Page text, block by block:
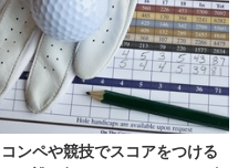
コンペや競技でスコアをつける